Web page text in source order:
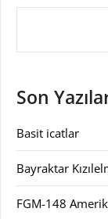
Son
Basit icatlar
Bayraktar
FGM-148